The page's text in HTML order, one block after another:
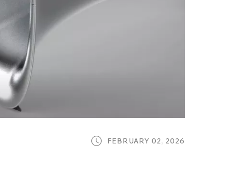
FEBRUARY 02, 2026